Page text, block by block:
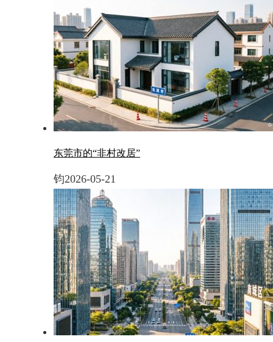
东莞市的“非村改居”
钧2026-05-21